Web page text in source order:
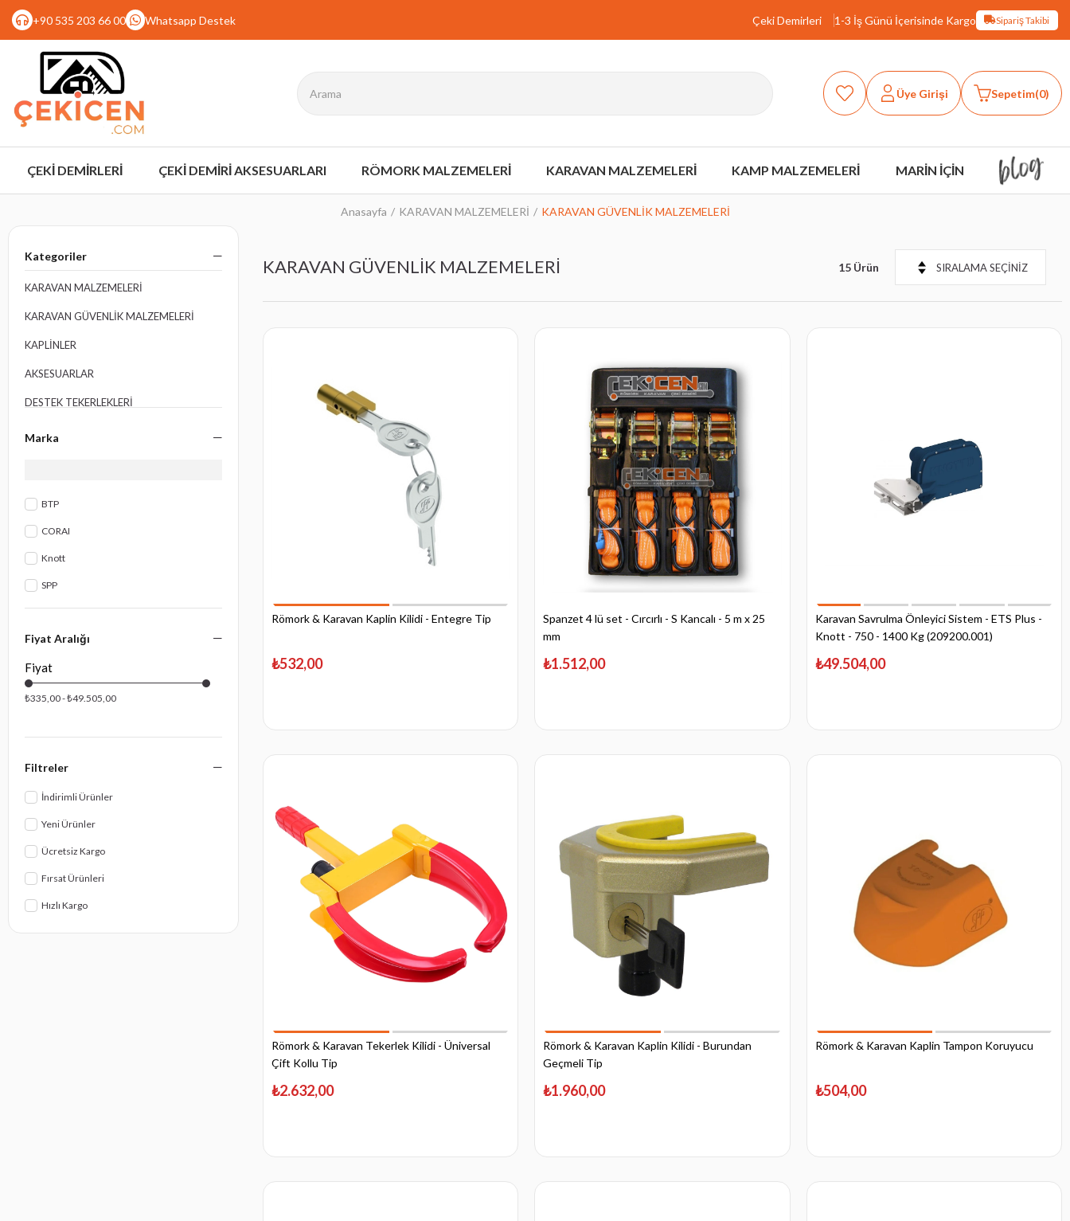
+90 535 203 66 00 Whatsapp Destek Çeki Demirleri 1-3 İş Günü İçerisinde Kargo Sipariş Takibi
Üye Girişi Sepetim 0
ÇEKİ DEMİRLERİ ÇEKİ DEMİRİ AKSESUARLARI RÖMORK MALZEMELERİ KARAVAN MALZEMELERİ KAMP MALZEMELERİ MARİN İÇİN
Anasayfa KARAVAN MALZEMELERİ KARAVAN GÜVENLİK MALZEMELERİ
Kategoriler
KARAVAN MALZEMELERİ
KARAVAN GÜVENLİK MALZEMELERİ
KAPLİNLER
AKSESUARLAR
DESTEK TEKERLEKLERİ
SU HİDROFORLARI
FRENLİ ÇEKİ OKU
KARAVAN TENTELERI
HAZIR ALT ŞASİLER - DEMONTE
KARAVAN MOVER - MANEVRA
SİSTEMİ
Marka
BTP
CORAI
Knott
SPP
Fiyat Aralığı
₺335,00 - ₺49.505,00
Filtreler
İndirimli Ürünler
Yeni Ürünler
Ücretsiz Kargo
Fırsat Ürünleri
Hızlı Kargo
KARAVAN GÜVENLİK MALZEMELERİ 15 Ürün
Römork & Karavan Kaplin Kilidi - Entegre Tip
₺532,00
Spanzet 4 lü set - Cırcırlı - S Kancalı - 5 m x 25
mm
₺1.512,00
Karavan Savrulma Önleyici Sistem - ETS Plus -
Knott - 750 - 1400 Kg (209200.001)
₺49.504,00
Römork & Karavan Tekerlek Kilidi - Üniversal
Çift Kollu Tip
₺2.632,00
Römork & Karavan Kaplin Kilidi - Burundan
Geçmeli Tip
₺1.960,00
Römork & Karavan Kaplin Tampon Koruyucu
₺504,00